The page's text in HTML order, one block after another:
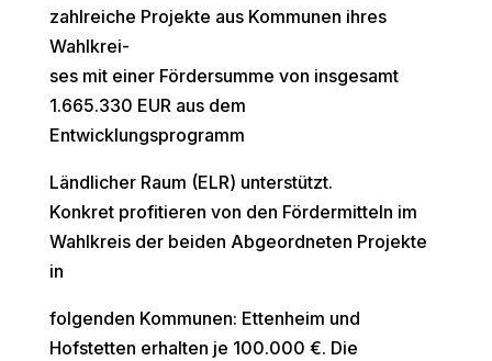
zahlreiche Projekte aus Kommunen ihres
Wahlkrei-
ses mit einer Fördersumme von insgesamt
1.665.330 EUR aus dem
Entwicklungsprogramm
Ländlicher Raum (ELR) unterstützt.
Konkret profitieren von den Fördermitteln im
Wahlkreis der beiden Abgeordneten Projekte
in
folgenden Kommunen: Ettenheim und
Hofstetten erhalten je 100.000 €. Die